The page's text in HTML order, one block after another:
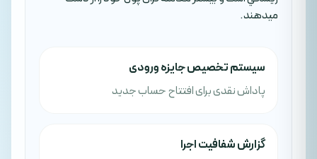
ميدهند.
سیستم تخصیص جایزه ورودی
پاداش نقدی برای افتتاح حساب جدید
گزارش شفافیت اجرا